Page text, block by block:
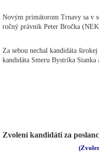
Novým primátorom Trnavy sa v
ročný právnik Peter Bročka
Za sebou nechal kandidáta
kandidáta Smeru Bystríka Stanka
Zvolení kandidáti za